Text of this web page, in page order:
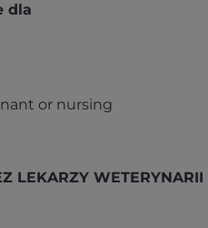
dla
or nursing
LEKARZY WETERYNARII